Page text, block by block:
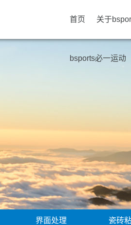
首页 关于
bsports必一运动
界面处理 瓷砖